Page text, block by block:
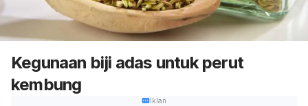
Kegunaan biji adas untuk perut
kembung
Iklan